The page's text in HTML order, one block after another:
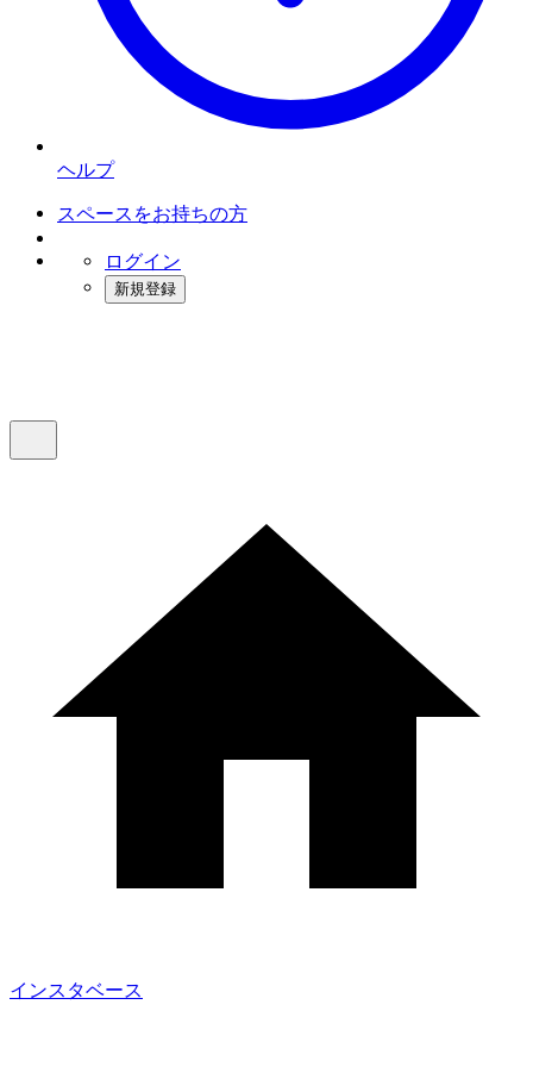
ヘルプ
スペースをお持ちの方
ログイン
新規登録
インスタベース